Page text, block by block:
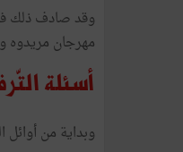
وقد صادف ذلك
مهرجان مريدوه
أسئلة
وبداية من أوائل